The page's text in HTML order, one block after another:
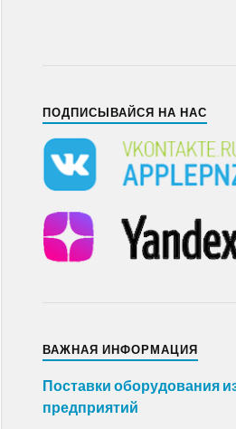
ПОДПИСЫВАЙСЯ НА НАС
ВАЖНАЯ ИНФОРМАЦИЯ
Поставки оборудования
предприятий